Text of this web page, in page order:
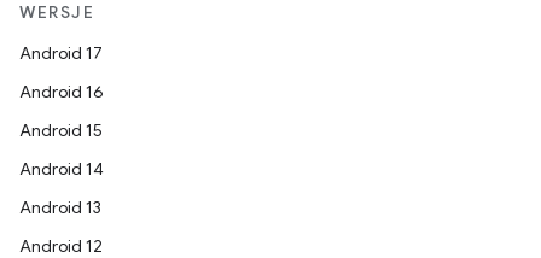
WERSJE
Android 17
Android 16
Android 15
Android 14
Android 13
Android 12